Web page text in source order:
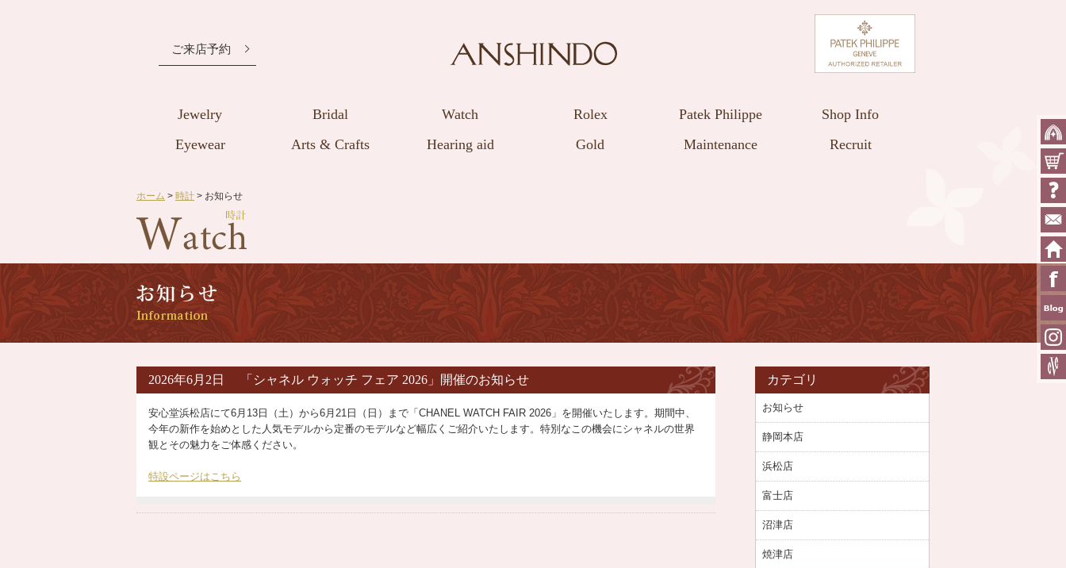
ご来店予約
Jewelry Bridal Watch Rolex Patek Philippe
Shop Info
Eyewear
Arts & Crafts Hearing aid Gold Maintenance Recruit
ホーム > 時計 > お知らせ
2026年6月2日 「シャネル ウォッチ フェア 2026」開催のお知らせ
安心堂浜松店にて6月13日（土）から6月21日（日）まで「CHANEL WATCH FAIR 2026」を開催いたします。期間中、
今年の新作を始めとした人気モデルから定番のモデルなど幅広くご紹介いたします。特別なこの機会にシャネルの世界
観とその魅力をご体感ください。
特設ページはこちら
カテゴリ
お知らせ
静岡本店
浜松店
富士店
沼津店
焼津店